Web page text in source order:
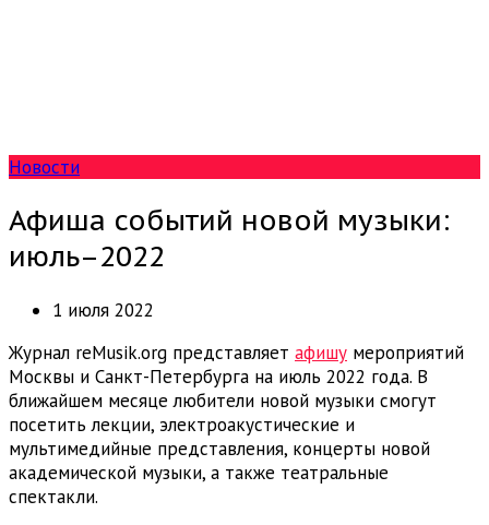
Новости
Афиша событий новой музыки:
июль–2022
1 июля 2022
Журнал reMusik.org представляет афишу мероприятий
Москвы и Санкт-Петербурга на июль 2022 года. В
ближайшем месяце любители новой музыки смогут
посетить лекции, электроакустические и
мультимедийные представления, концерты новой
академической музыки, а также театральные
спектакли.